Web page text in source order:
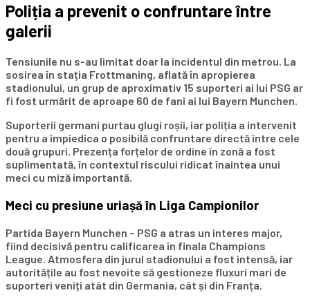
Poliția a prevenit o confruntare între
galerii
Tensiunile nu s-au limitat doar la incidentul din metrou. La
sosirea în stația Frottmaning, aflată în apropierea
stadionului, un grup de aproximativ 15 suporteri ai lui PSG ar
fi fost urmărit de aproape 60 de fani ai lui Bayern Munchen.
Suporterii germani purtau glugi roșii, iar poliția a intervenit
pentru a împiedica o posibilă confruntare directă între cele
două grupuri. Prezența forțelor de ordine în zonă a fost
suplimentată, în contextul riscului ridicat înaintea unui
meci cu miză importantă.
Meci cu presiune uriașă în Liga Campionilor
Partida Bayern Munchen – PSG a atras un interes major,
fiind decisivă pentru calificarea în finala Champions
League. Atmosfera din jurul stadionului a fost intensă, iar
autoritățile au fost nevoite să gestioneze fluxuri mari de
suporteri veniți atât din Germania, cât și din Franța.